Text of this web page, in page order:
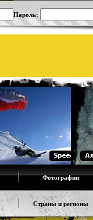
Пароль:
Фотографии
Страны и регионы